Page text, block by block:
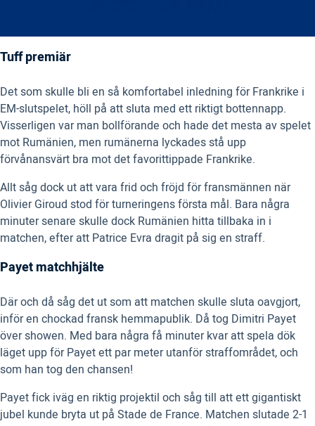
Tuff premiär
Det som skulle bli en så komfortabel inledning för Frankrike i
EM-slutspelet, höll på att sluta med ett riktigt bottennapp.
Visserligen var man bollförande och hade det mesta av spelet
mot Rumänien, men rumänerna lyckades stå upp
förvånansvärt bra mot det favorittippade Frankrike.
Allt såg dock ut att vara frid och fröjd för fransmännen när
Olivier Giroud stod för turneringens första mål. Bara några
minuter senare skulle dock Rumänien hitta tillbaka in i
matchen, efter att Patrice Evra dragit på sig en straff.
Payet matchhjälte
Där och då såg det ut som att matchen skulle sluta oavgjort,
inför en chockad fransk hemmapublik. Då tog Dimitri Payet
över showen. Med bara några få minuter kvar att spela dök
läget upp för Payet ett par meter utanför straffområdet, och
som han tog den chansen!
Payet fick iväg en riktig projektil och såg till att ett gigantiskt
jubel kunde bryta ut på Stade de France. Matchen slutade 2-1